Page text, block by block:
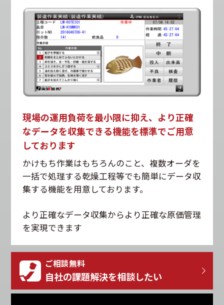
現場の運用負荷を最小限に抑え、より正確
なデータを収集できる機能を標準でご用意
しております
かけもち作業はもちろんのこと、複数オーダを
一括で処理する乾燥工程等でも簡単にデータ収
集する機能を用意しております。
より正確なデータ収集からより正確な原価管理
を実現できます
ご相談無料
自社の課題解決を相談したい